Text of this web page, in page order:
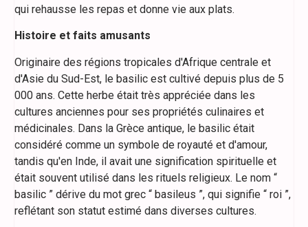
qui rehausse les repas et donne vie aux plats.
Histoire et faits amusants
Originaire des régions tropicales d'Afrique centrale et
d'Asie du Sud-Est, le basilic est cultivé depuis plus de 5
000 ans. Cette herbe était très appréciée dans les
cultures anciennes pour ses propriétés culinaires et
médicinales. Dans la Grèce antique, le basilic était
considéré comme un symbole de royauté et d'amour,
tandis qu'en Inde, il avait une signification spirituelle et
était souvent utilisé dans les rituels religieux. Le nom “
basilic ” dérive du mot grec “ basileus ”, qui signifie “ roi ”,
reflétant son statut estimé dans diverses cultures.